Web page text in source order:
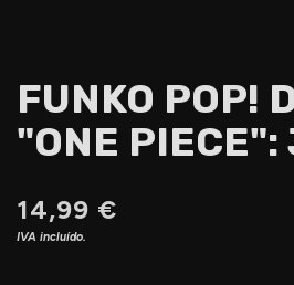
FUNKO POP!
"ONE PIECE":
14,99 €
IVA incluído.